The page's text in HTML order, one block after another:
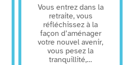
Vous entrez dans la
retraite, vous
réfléchissez à la
façon d’aménager
votre nouvel avenir,
vous pesez la
tranquillité,…